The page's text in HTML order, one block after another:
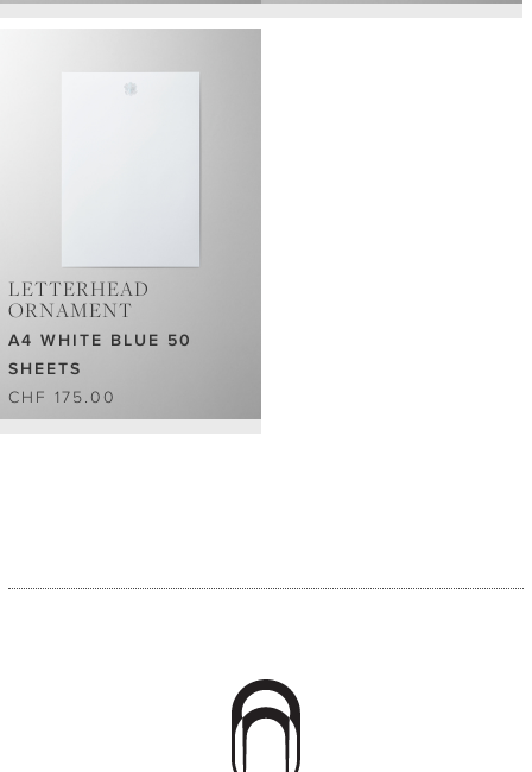
LETTERHEAD
ORNAMENT
A4 WHITE BLUE 50
SHEETS
CHF 175.00